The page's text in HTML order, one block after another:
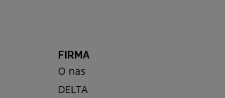
FIRMA
O nas
DELTA